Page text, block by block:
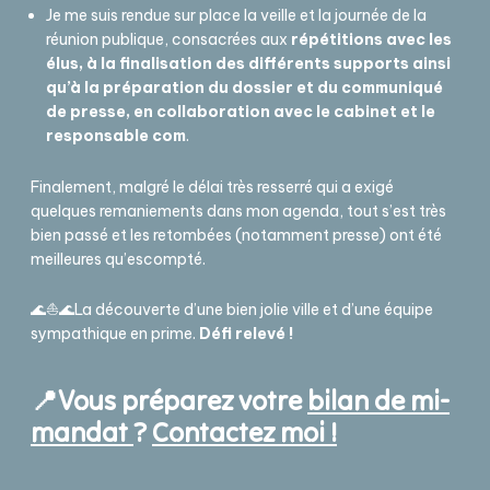
Je me suis rendue sur place la veille et la journée de la
réunion publique, consacrées aux répétitions avec les
élus, à la finalisation des différents supports ainsi
qu’à la préparation du dossier et du communiqué
de presse, en collaboration avec le cabinet et le
responsable com.
Finalement, malgré le délai très resserré qui a exigé
quelques remaniements dans mon agenda, tout s’est très
bien passé et les retombées (notamment presse) ont été
meilleures qu’escompté.
🌊⛵🌊La découverte d’une bien jolie ville et d’une équipe
sympathique en prime. Défi relevé !
📍Vous préparez votrebilan de mi-
mandat?Contactez moi !